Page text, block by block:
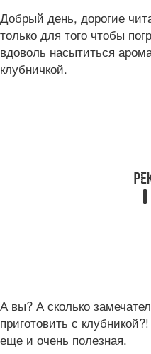
Добрый день, дорогие
только для того чтобы
вдоволь насытиться
клубничкой.
А вы? А сколько
приготовить с
еще и очень полезная.